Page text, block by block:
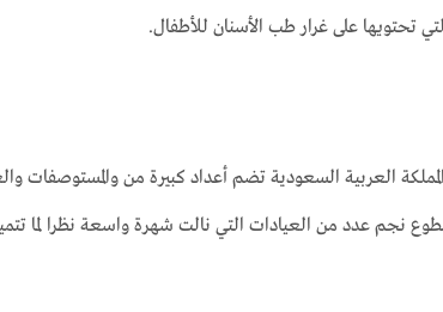
تحتويها على غرار طب الأسنان للأطفال.
العربية السعودية تضم أعداد كبيرة من والمستوصفات
نجم عدد من العيادات التي نالت شهرة واسعة نظرا لما